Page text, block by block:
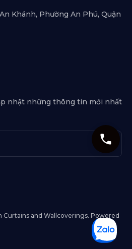
Khánh, Phường An Phú, Quận
nhật những thông tin mới nhất
and Wallcoverings. Powered